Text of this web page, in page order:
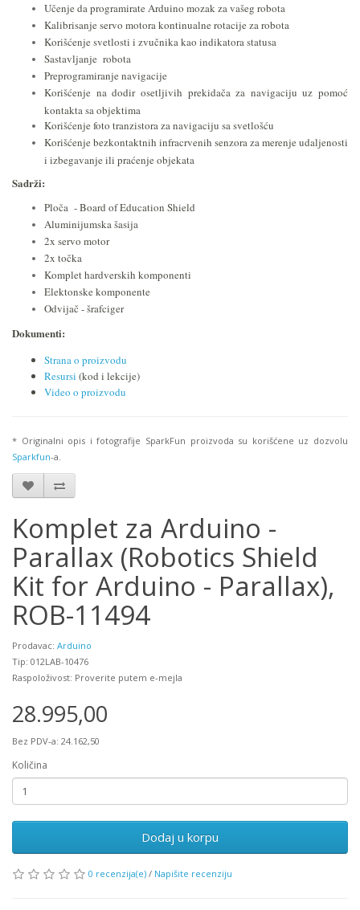
Učenje da programirate Arduino mozak za vašeg robota
Kalibrisanje servo motora kontinualne rotacije za robota
Korišćenje svetlosti i zvučnika kao indikatora statusa
Sastavljanje robota
Preprogramiranje navigacije
Korišćenje na dodir osetljivih prekidača za navigaciju uz pomoć
kontakta sa objektima
Korišćenje foto tranzistora za navigaciju sa svetlošću
Korišćenje bezkontaktnih infracrvenih senzora za merenje udaljenosti
i izbegavanje ili praćenje objekata
Sadrži:
Ploča -Board of Education Shield
Aluminijumska šasija
2x servo motor
2x točka
Komplet hardverskih komponenti
Elektonske komponente
Odvijač - šrafciger
Dokumenti:
Strana o proizvodu
Resursi (kod i lekcije)
Video o proizvodu
* Originalni opis i fotografije SparkFun proizvoda su korišćene uz dozvolu
Sparkfun-a.
Komplet za Arduino -
Parallax (Robotics Shield
Kit for Arduino - Parallax),
ROB-11494
Prodavac: Arduino
Tip: 012LAB-10476
Raspoloživost: Proverite putem e-mejla
28.995,00
Bez PDV-a: 24.162,50
Količina
Dodaj u korpu
0 recenzija(e) / Napišite recenziju